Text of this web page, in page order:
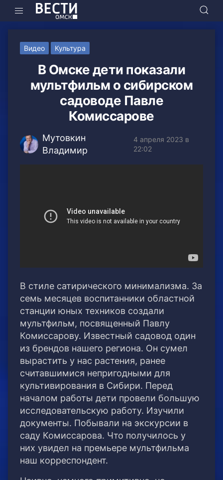
Видео Культура
В Омске дети показали
мультфильм о сибирском
садоводе Павле
Комиссарове
Мутовкин
Владимир
4 апреля 2023 в
22:02
В стиле сатирического минимализма. За
семь месяцев воспитанники областной
станции юных техников создали
мультфильм, посвященный Павлу
Комиссарову. Известный садовод один
из брендов нашего региона. Он сумел
вырастить у нас растения, ранее
считавшимися непригодными для
культивирования в Сибири. Перед
началом работы дети провели большую
исследовательскую работу. Изучили
документы. Побывали на экскурсии в
саду Комиссарова. Что получилось у
них увидел на премьере мультфильма
наш корреспондент.